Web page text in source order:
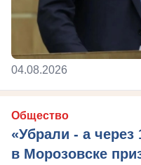
04.08.2026
Общество
«Убрали - а через
в Морозовске